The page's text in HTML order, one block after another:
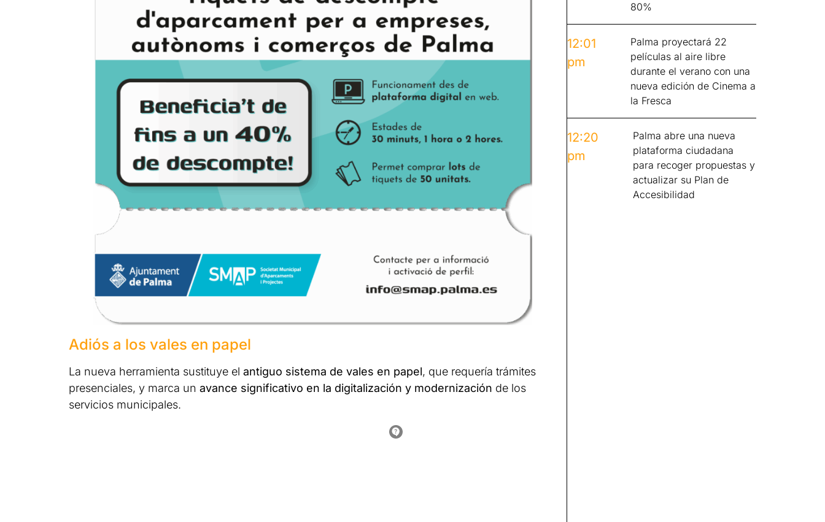
Adiós a los vales en papel
La nueva herramienta sustituye el antiguo sistema de vales en papel, que requería trámites
presenciales, y marca un avance significativo en la digitalización y modernización de los
servicios municipales.
80%
12:01
pm
Palma proyectará 22
películas al aire libre
durante el verano con una
nueva edición de Cinema a
la Fresca
12:20
pm
Palma abre una nueva
plataforma ciudadana
para recoger propuestas y
actualizar su Plan de
Accesibilidad